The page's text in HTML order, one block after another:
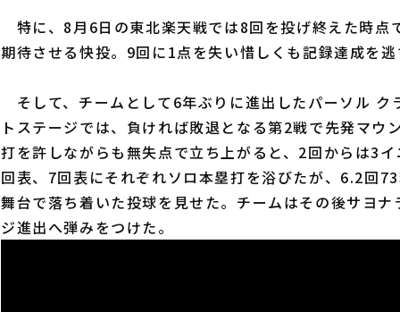
特に、8月6日の東北楽天戦では8回を投げ終えた時点
期待させる快投。9回に1点を失い惜しくも記録達成を逃
そして、チームとして6年ぶりに進出したパーソル ク
トステージでは、負ければ敗退となる第2戦で先発マウ
打を許しながらも無失点で立ち上がると、2回からは3
回表、7回表にそれぞれソロ本塁打を浴びたが、6.2回
舞台で落ち着いた投球を見せた。チームはその後サヨ
ジ進出へ弾みをつけた。